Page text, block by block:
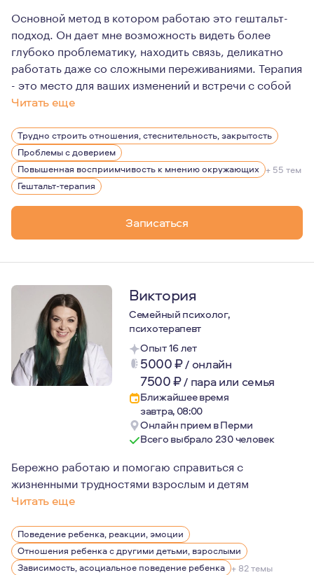
Основной метод в котором работаю это гештальт-
подход. Он дает мне возможность видеть более
глубоко проблематику, находить связь, деликатно
работать даже со сложными переживаниями. Терапия
- это место для ваших изменений и встречи с собой
Читать еще
Более 10 лет назад я пришла в психологию с личным
Трудно строить отношения, стеснительность, закрытость
Проблемы с доверием
Повышенная восприимчивость к мнению окружающих + 55 тем
Гештальт-терапия
Записаться
Виктория
Семейный психолог,
психотерапевт
Опыт 16 лет
5000₽/ онлайн
7500₽/ пара или семья
Ближайшее время
завтра, 08:00
Онлайн прием в Перми
Всего выбрало 230 человек
Бережно работаю и помогаю справиться с
жизненными трудностями взрослым и детям
Читать еще
В работе я опираюсь на научные исследования мозга и
Зная закономерности их работы, я помогаю людям
Поведение ребенка, реакции, эмоции
Отношения ребенка с другими детьми, взрослыми
Зависимость, асоциальное поведение ребенка + 82 темы